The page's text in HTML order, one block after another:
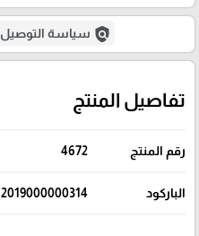
policy سياسة التوصيل
تفاصيل المنتج
رقم المنتج 4672
الباركود 2019000000314